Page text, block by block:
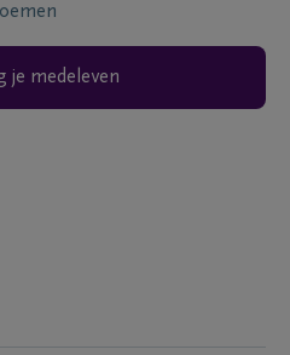
je medeleven